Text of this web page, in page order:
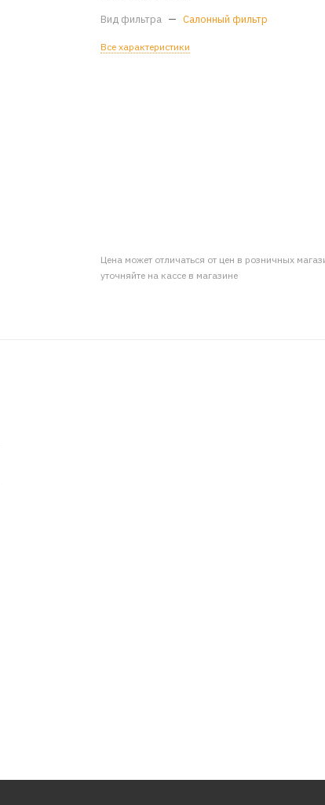
Вид фильтра — Салонный фильтр
Все характеристики
Цена может отличаться от цен в розничных
уточняйте на кассе в магазине